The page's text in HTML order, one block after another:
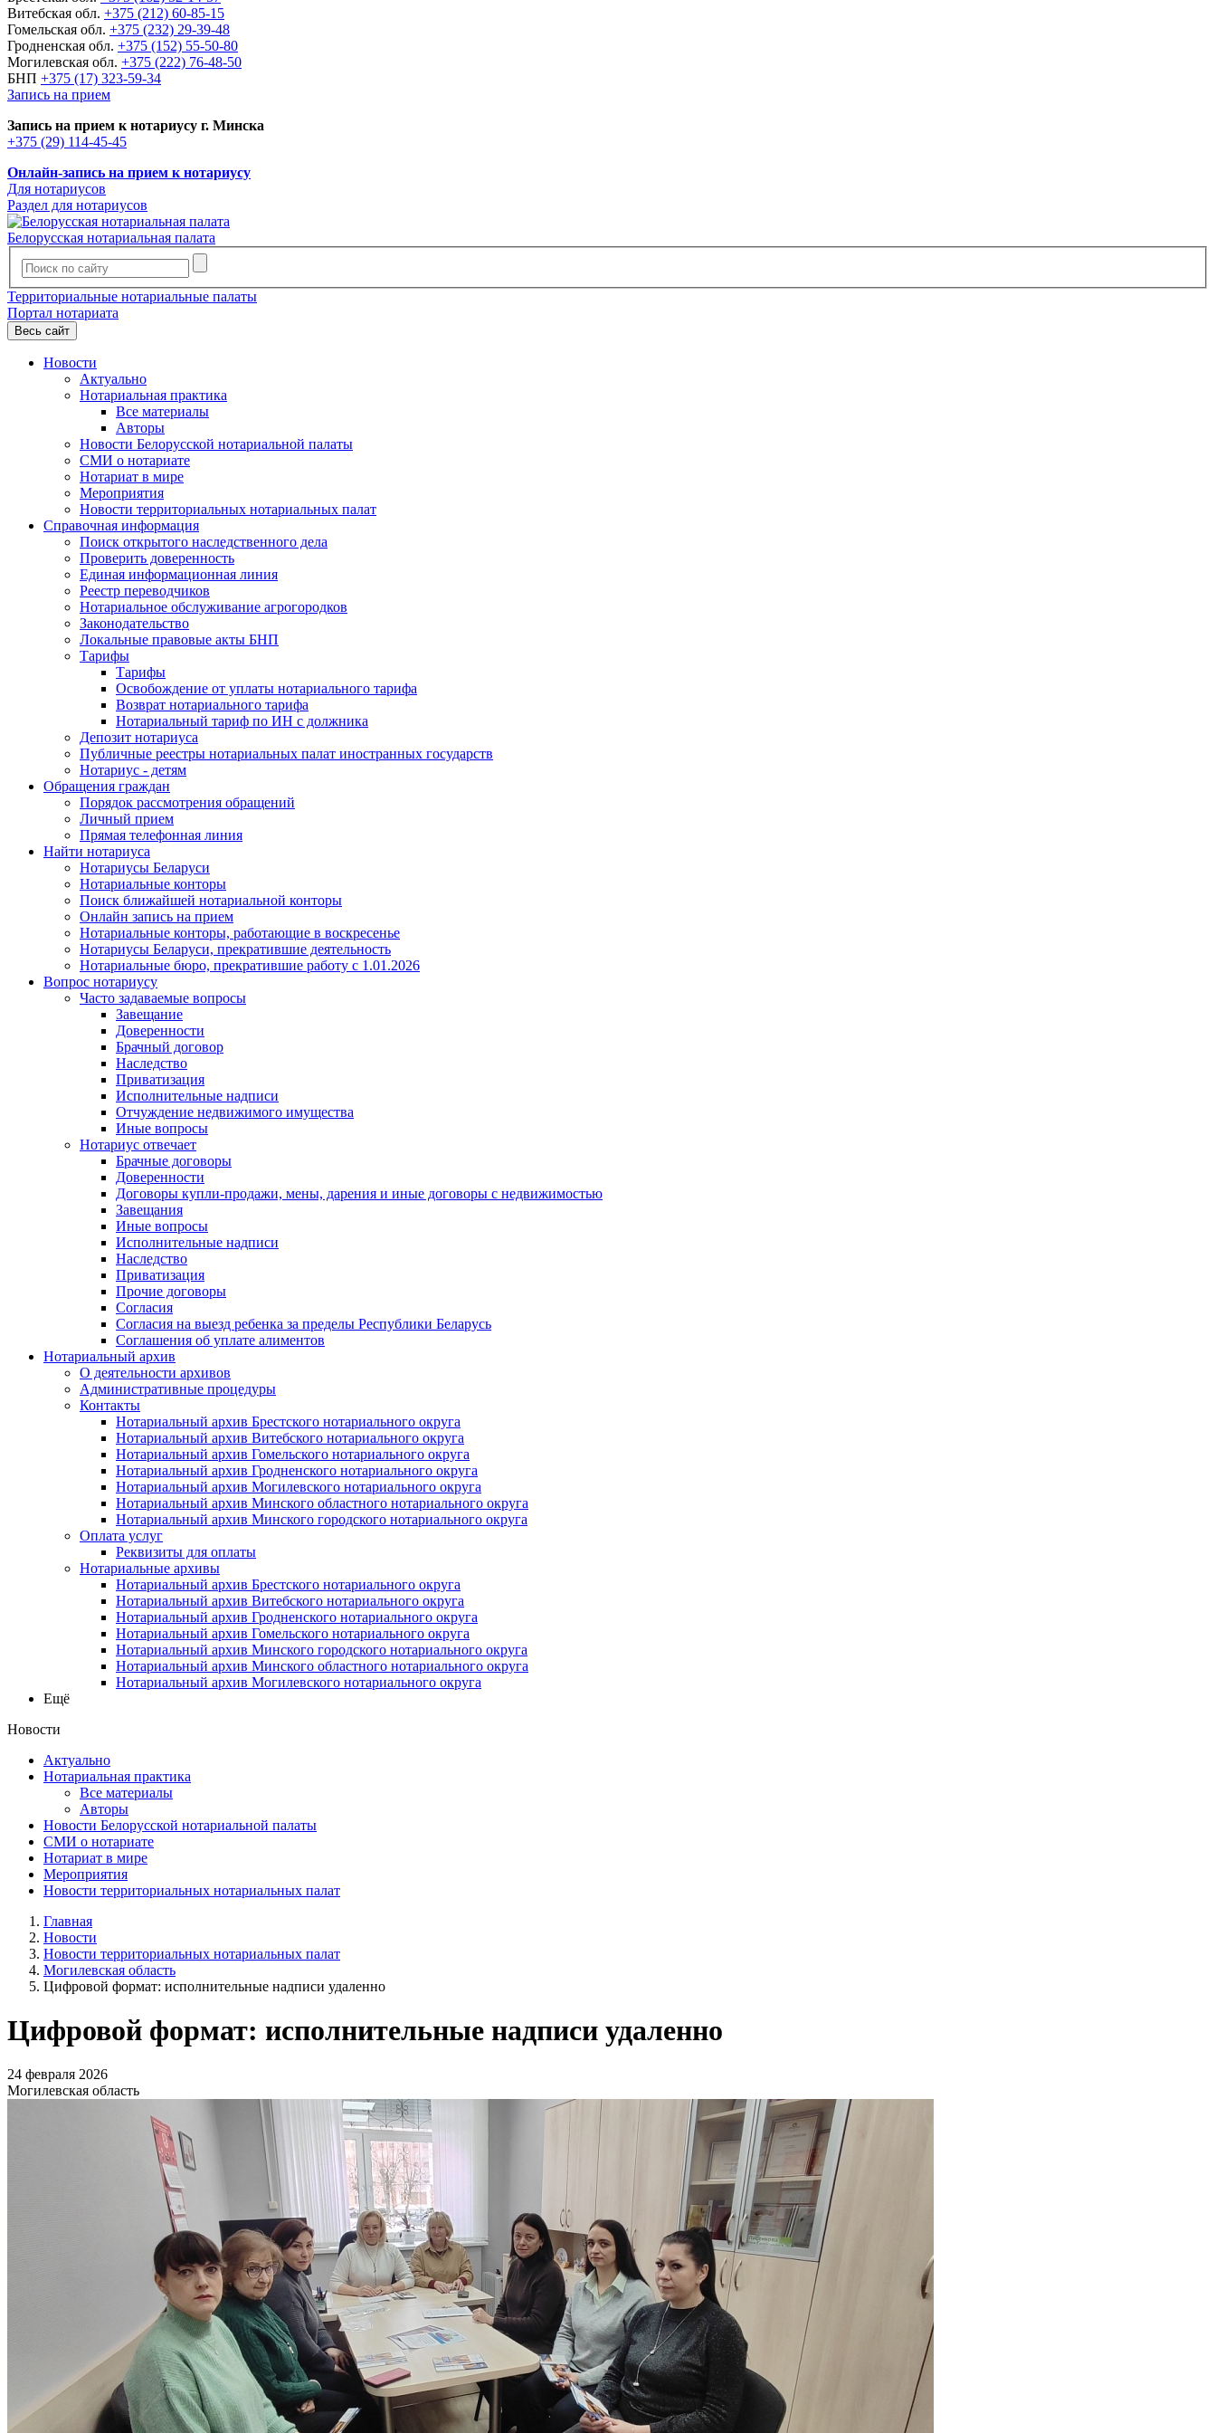
Витебская обл. +375 (212) 60-85-15
Гомельская обл. +375 (232) 29-39-48
Гродненская обл. +375 (152) 55-50-80
Могилевская обл. +375 (222) 76-48-50
БНП +375 (17) 323-59-34
Запись на прием
Запись на прием к нотариусу г. Минска
+375 (29) 114-45-45
Онлайн-запись на прием к нотариусу
Для нотариусов
Раздел для нотариусов
Белорусская нотариальная палата
Территориальные нотариальные палаты
Портал нотариата
Весь сайт
Новости
Актуально
Нотариальная практика
Все материалы
Авторы
Новости Белорусской нотариальной палаты
СМИ о нотариате
Нотариат в мире
Мероприятия
Новости территориальных нотариальных палат
Справочная информация
Поиск открытого наследственного дела
Проверить доверенность
Единая информационная линия
Реестр переводчиков
Нотариальное обслуживание агрогородков
Законодательство
Локальные правовые акты БНП
Тарифы
Тарифы
Освобождение от уплаты нотариального тарифа
Возврат нотариального тарифа
Нотариальный тариф по ИН с должника
Депозит нотариуса
Публичные реестры нотариальных палат иностранных государств
Нотариус - детям
Обращения граждан
Порядок рассмотрения обращений
Личный прием
Прямая телефонная линия
Найти нотариуса
Нотариусы Беларуси
Нотариальные конторы
Поиск ближайшей нотариальной конторы
Онлайн запись на прием
Нотариальные конторы, работающие в воскресенье
Нотариусы Беларуси, прекратившие деятельность
Нотариальные бюро, прекратившие работу с 1.01.2026
Вопрос нотариусу
Часто задаваемые вопросы
Завещание
Доверенности
Брачный договор
Наследство
Приватизация
Исполнительные надписи
Отчуждение недвижимого имущества
Иные вопросы
Нотариус отвечает
Брачные договоры
Доверенности
Договоры купли-продажи, мены, дарения и иные договоры с недвижимостью
Завещания
Иные вопросы
Исполнительные надписи
Наследство
Приватизация
Прочие договоры
Согласия
Согласия на выезд ребенка за пределы Республики Беларусь
Соглашения об уплате алиментов
Нотариальный архив
О деятельности архивов
Административные процедуры
Контакты
Нотариальный архив Брестского нотариального округа
Нотариальный архив Витебского нотариального округа
Нотариальный архив Гомельского нотариального округа
Нотариальный архив Гродненского нотариального округа
Нотариальный архив Могилевского нотариального округа
Нотариальный архив Минского областного нотариального округа
Нотариальный архив Минского городского нотариального округа
Оплата услуг
Реквизиты для оплаты
Нотариальные архивы
Нотариальный архив Брестского нотариального округа
Нотариальный архив Витебского нотариального округа
Нотариальный архив Гродненского нотариального округа
Нотариальный архив Гомельского нотариального округа
Нотариальный архив Минского городского нотариального округа
Нотариальный архив Минского областного нотариального округа
Нотариальный архив Могилевского нотариального округа
Ещё
Новости
Актуально
Нотариальная практика
Все материалы
Авторы
Новости Белорусской нотариальной палаты
СМИ о нотариате
Нотариат в мире
Мероприятия
Новости территориальных нотариальных палат
Главная
Новости
Новости территориальных нотариальных палат
Могилевская область
Цифровой формат: исполнительные надписи удаленно
Цифровой формат: исполнительные надписи удаленно
24 февраля 2026
Могилевская область